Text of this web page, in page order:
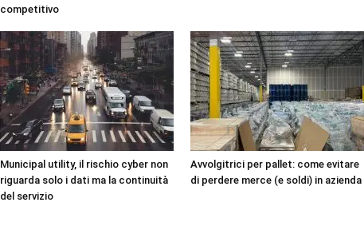
competitivo
Municipal utility, il rischio cyber non
riguarda solo i dati ma la continuità
del servizio
Avvolgitrici per pallet: come evitare
di perdere merce (e soldi) in azienda